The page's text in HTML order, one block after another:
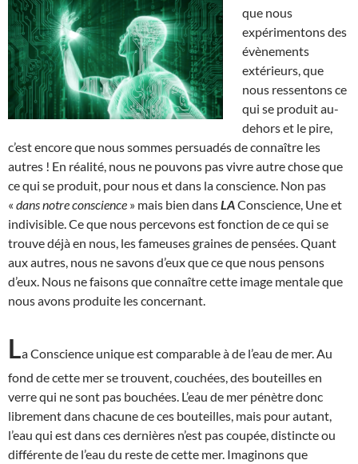
que nous
expérimentons des
évènements
extérieurs, que
nous ressentons ce
qui se produit au-
dehors et le pire,
c’est encore que nous sommes persuadés de connaître les
autres ! En réalité, nous ne pouvons pas vivre autre chose que
ce qui se produit, pour nous et dans la conscience. Non pas
« dans notre conscience » mais bien dansLAConscience, Une et
indivisible. Ce que nous percevons est fonction de ce qui se
trouve déjà en nous, les fameuses graines de pensées. Quant
aux autres, nous ne savons d’eux que ce que nous pensons
d’eux. Nous ne faisons que connaître cette image mentale que
nous avons produite les concernant.
La Conscience unique est comparable à de l’eau de mer. Au
fond de cette mer se trouvent, couchées, des bouteilles en
verre qui ne sont pas bouchées. L’eau de mer pénètre donc
librement dans chacune de ces bouteilles, mais pour autant,
l’eau qui est dans ces dernières n’est pas coupée, distincte ou
différente de l’eau du reste de cette mer. Imaginons que